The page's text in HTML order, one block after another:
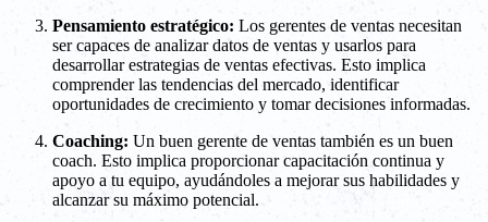
Pensamiento estratégico: Los gerentes de ventas necesitan
ser capaces de analizar datos de ventas y usarlos para
desarrollar estrategias de ventas efectivas. Esto implica
comprender las tendencias del mercado, identificar
oportunidades de crecimiento y tomar decisiones informadas.
Coaching: Un buen gerente de ventas también es un buen
coach. Esto implica proporcionar capacitación continua y
apoyo a tu equipo, ayudándoles a mejorar sus habilidades y
alcanzar su máximo potencial.